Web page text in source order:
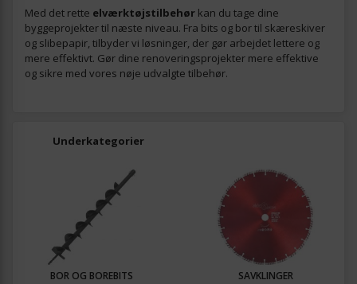
Med det rette elværktøjstilbehør kan du tage dine
byggeprojekter til næste niveau. Fra bits og bor til skæreskiver
og slibepapir, tilbyder vi løsninger, der gør arbejdet lettere og
mere effektivt. Gør dine renoveringsprojekter mere effektive
og sikre med vores nøje udvalgte tilbehør.
Underkategorier
BOR OG BOREBITS SAVKLINGER